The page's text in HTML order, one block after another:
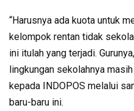
“Harusnya ada kuota untuk
kelompok rentan tidak
ini itulah yang terjadi.
lingkungan sekolahnya
kepada INDOPOS melalui
baru-baru ini.